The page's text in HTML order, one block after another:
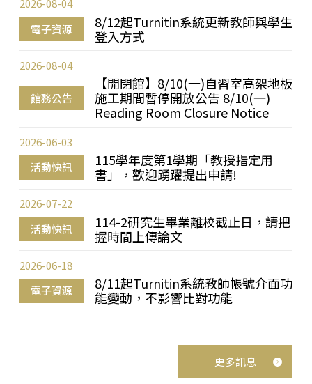
電子資源
8/12起Turnitin系統更新教師與學生
登入方式
2026-08-04
館務公告
【開閉館】8/10(一)自習室高架地板
施工期間暫停開放公告 8/10(一)
Reading Room Closure Notice
2026-08-04
活動快訊
115學年度第1學期「教授指定用
書」，歡迎踴躍提出申請!
2026-06-03
活動快訊
114-2研究生畢業離校截止日，請把
握時間上傳論文
2026-07-22
電子資源
8/11起Turnitin系統教師帳號介面功
能變動，不影響比對功能
2026-06-18
更多訊息